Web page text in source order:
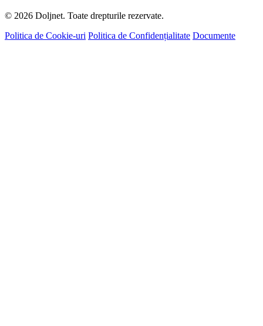
© 2026 Doljnet. Toate drepturile rezervate.
Politica de Cookie-uri Politica de Confidențialitate Documente